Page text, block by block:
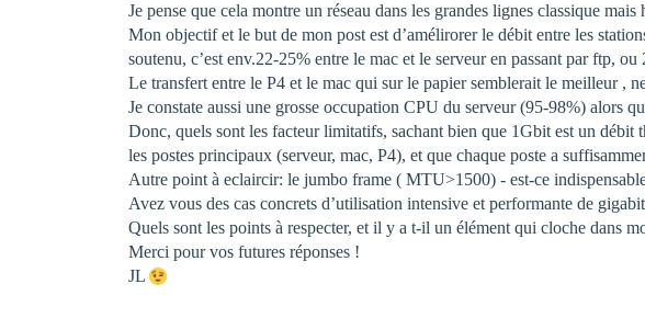
Je pense que cela montre un réseau dans les grandes lignes classique
Mon objectif et le but de mon post est d’amélirorer le débit entre les
soutenu, c’est env.22-25% entre le mac et le serveur en passant par ftp,
Le transfert entre le P4 et le mac qui sur le papier semblerait le meilleur ,
Je constate aussi une grosse occupation CPU du serveur (95-98%) alors
Donc, quels sont les facteur limitatifs, sachant bien que 1Gbit est un
les postes principaux (serveur, mac, P4), et que chaque poste a
Autre point à eclaircir: le jumbo frame ( MTU>1500) - est-ce
Avez vous des cas concrets d’utilisation intensive et performante de
Quels sont les points à respecter, et il y a t-il un élément qui cloche dans
Merci pour vos futures réponses !
JL